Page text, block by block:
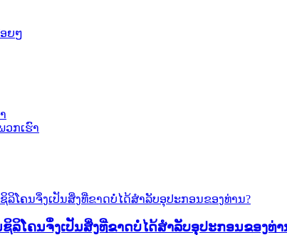
ຍໆ
ວກເຮົາ
ລິໂຄນຈຶ່ງເປັນສິ່ງທີ່ຂາດບໍ່ໄດ້ສຳລັບອຸປະກອນຂອງທ່າ